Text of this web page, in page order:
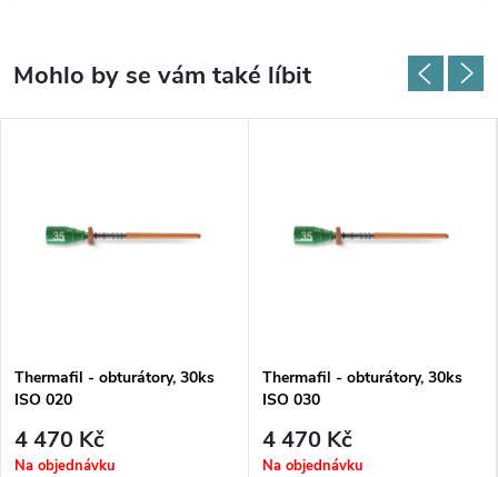
Thermafil - obturátory, 30ks
ISO 020
4 470 Kč
Na objednávku
Thermafil - obturátory, 30ks
ISO 030
4 470 Kč
Na objednávku